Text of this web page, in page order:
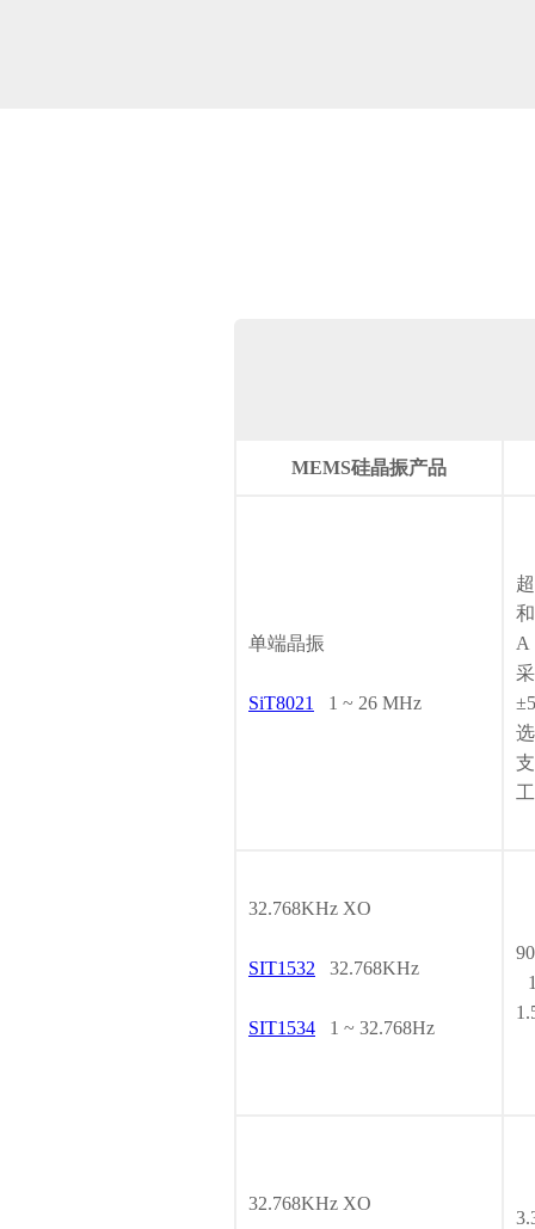
MEMS硅晶振产品
单端晶振
SiT8021 1 ~ 26 MHz
A
选
32.768KHz XO
SIT1532 32.768KHz
SIT1534 1 ~ 32.768Hz
32.768KHz XO